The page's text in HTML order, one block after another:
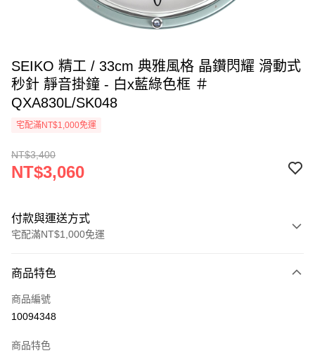
SEIKO 精工 / 33cm 典雅風格 晶鑽閃耀 滑動式
秒針 靜音掛鐘 - 白x藍綠色框 ＃
QXA830L/SK048
宅配滿NT$1,000免運
NT$3,400
NT$3,060
付款與運送方式
宅配滿NT$1,000免運
信用卡一次付款
LINE Pay
商品特色
商品編號
10094348
商品特色